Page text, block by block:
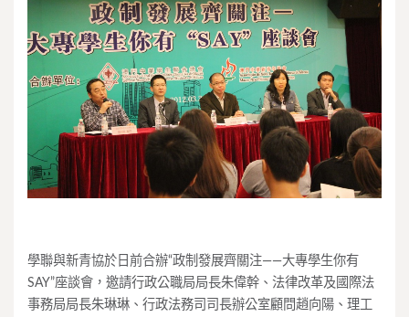
學聯與新青協於日前合辦“政制發展齊關注——大專學生你有
SAY”座談會，邀請行政公職局局長朱偉幹、法律改革及國際法
事務局局長朱琳琳、行政法務司司長辦公室顧問趙向陽、理工